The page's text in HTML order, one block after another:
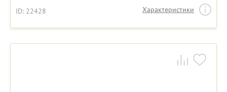
ID: 22428 Характеристики